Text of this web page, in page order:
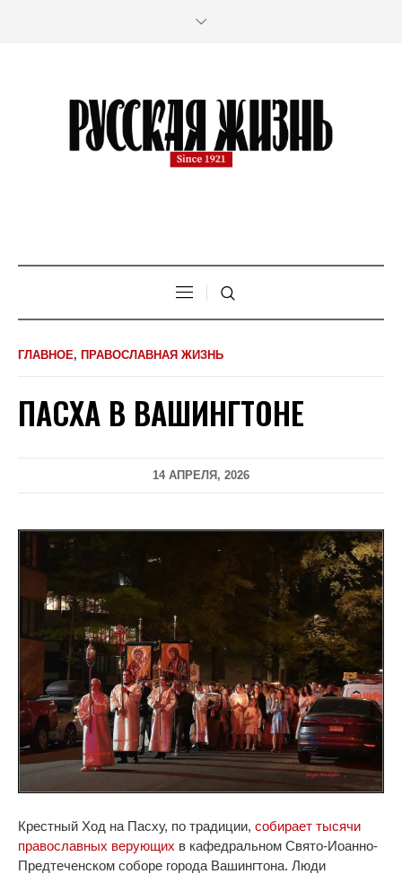
ГЛАВНОЕ, ПРАВОСЛАВНАЯ ЖИЗНЬ
ПАСХА В ВАШИНГТОНЕ
14 АПРЕЛЯ, 2026
Крестный Ход на Пасху, по традиции, собирает тысячи
православных верующих в кафедральном Свято-Иоанно-
Предтеченском соборе города Вашингтона. Люди